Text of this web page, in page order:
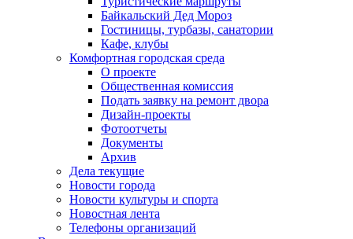
Байкальский Дед Мороз
Гостиницы, турбазы, санатории
Кафе, клубы
Комфортная городская среда
О проекте
Общественная комиссия
Подать заявку на ремонт двора
Дизайн-проекты
Фотоотчеты
Документы
Архив
Дела текущие
Новости города
Новости культуры и спорта
Новостная лента
Телефоны организаций